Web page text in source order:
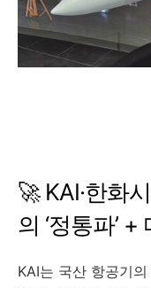
🚀 KAI·한화
의 ‘정통파’
KAI는 국산 항공기